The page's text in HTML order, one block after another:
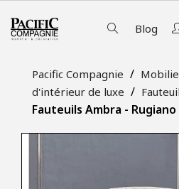
Blog
Pacific Compagnie
d'intérieur de luxe
Fauteuils Ambra - Rugiano